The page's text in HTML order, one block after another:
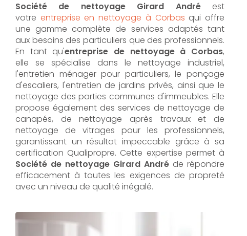
Société de nettoyage Girard Andréest
votre entreprise en nettoyage à Corbas qui offre
une gamme complète de services adaptés tant
aux besoins des particuliers que des professionnels.
En tant qu'entreprise de nettoyage à Corbas,
elle se spécialise dans le nettoyage industriel,
l'entretien ménager pour particuliers, le ponçage
d'escaliers, l'entretien de jardins privés, ainsi que le
nettoyage des parties communes d'immeubles. Elle
propose également des services de nettoyage de
canapés, de nettoyage après travaux et de
nettoyage de vitrages pour les professionnels,
garantissant un résultat impeccable grâce à sa
certification Qualipropre. Cette expertise permet à
Société de nettoyage Girard André de répondre
efficacement à toutes les exigences de propreté
avec un niveau de qualité inégalé.